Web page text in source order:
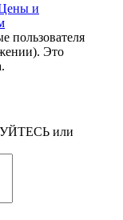
и
пользователя
Это
или